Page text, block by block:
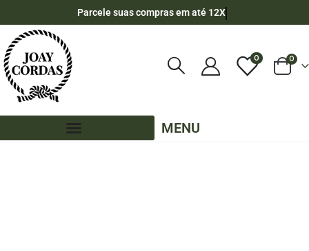
Parcele suas compras em até 12X
0 0
MENU